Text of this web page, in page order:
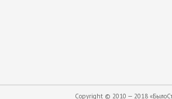
Copyright © 2010 — 2018